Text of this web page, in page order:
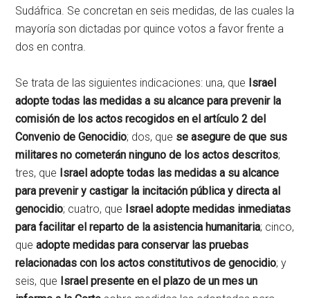
Sudáfrica. Se concretan en seis medidas, de las cuales la
mayoría son dictadas por quince votos a favor frente a
dos en contra.
Se trata de las siguientes indicaciones: una, que Israel
adopte todas las medidas a su alcance para prevenir la
comisión de los actos recogidos en el artículo 2 del
Convenio de Genocidio; dos, que se asegure de que sus
militares no cometerán ninguno de los actos descritos;
tres, que Israel adopte todas las medidas a su alcance
para prevenir y castigar la incitación pública y directa al
genocidio; cuatro, que Israel adopte medidas inmediatas
para facilitar el reparto de la asistencia humanitaria; cinco,
queadopte medidas para conservar las pruebas
relacionadas con los actos constitutivos de genocidio; y
seis, que Israel presente en el plazo de un mes un